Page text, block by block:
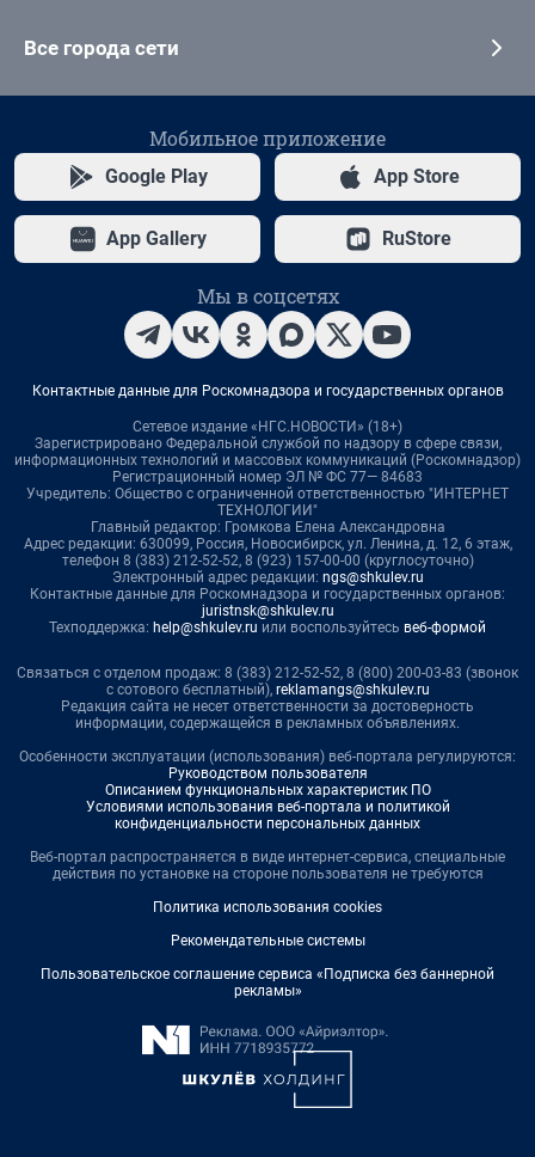
Все города сети
Мобильное приложение
Google Play App Store
App Gallery RuStore
Мы в соцсетях
Контактные данные для Роскомнадзора и государственных органов
Сетевое издание «НГС.НОВОСТИ» (18+)
Зарегистрировано Федеральной службой по надзору в сфере связи,
информационных технологий и массовых коммуникаций (Роскомнадзор)
Регистрационный номер ЭЛ № ФС 77— 84683
Учредитель: Общество с ограниченной ответственностью "ИНТЕРНЕТ
ТЕХНОЛОГИИ"
Главный редактор: Громкова Елена Александровна
Адрес редакции: 630099, Россия, Новосибирск, ул. Ленина, д. 12, 6 этаж,
телефон 8 (383) 212-52-52, 8 (923) 157-00-00 (круглосуточно)
Электронный адрес редакции: ngs@shkulev.ru
Контактные данные для Роскомнадзора и государственных органов:
juristnsk@shkulev.ru
Техподдержка: help@shkulev.ru или воспользуйтесь веб-формой
Связаться с отделом продаж: 8 (383) 212-52-52, 8 (800) 200-03-83 (звонок
с сотового бесплатный), reklamangs@shkulev.ru
Редакция сайта не несет ответственности за достоверность
информации, содержащейся в рекламных объявлениях.
Особенности эксплуатации (использования) веб-портала регулируются:
Руководством пользователя
Описанием функциональных характеристик ПО
Условиями использования веб-портала и политикой
конфиденциальности персональных данных
Веб-портал распространяется в виде интернет-сервиса, специальные
действия по установке на стороне пользователя не требуются
Политика использования cookies
Рекомендательные системы
Пользовательское соглашение сервиса «Подписка без баннерной
рекламы»